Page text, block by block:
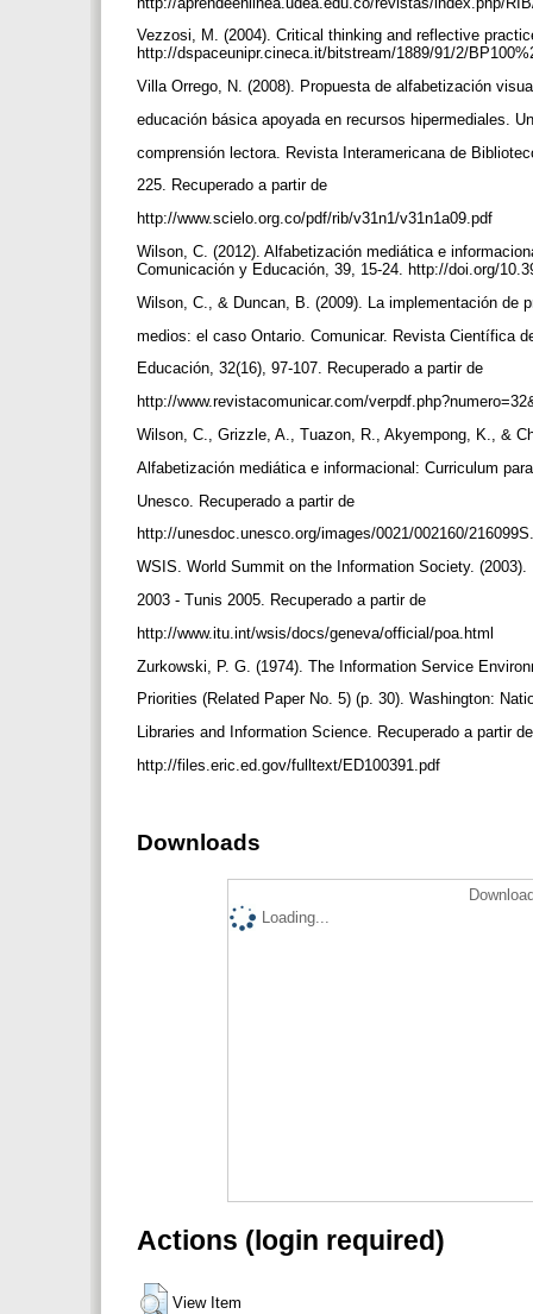
Vezzosi, M. (2004). Critical thinking and reflective
http://dspaceunipr.cineca.it/bitstream/1889/91/2/
Villa Orrego, N. (2008). Propuesta de alfabetización
educación básica apoyada en recursos hipermediales.
comprensión lectora. Revista Interamericana de
225. Recuperado a partir de
http://www.scielo.org.co/pdf/rib/v31n1/v31n1a09.pdf
Wilson, C. (2012). Alfabetización mediática e
Comunicación y Educación, 39, 15-24. http://doi.org/
Wilson, C., & Duncan, B. (2009). La implementación de
medios: el caso Ontario. Comunicar. Revista Científica
Educación, 32(16), 97-107. Recuperado a partir de
http://www.revistacomunicar.com/
Wilson, C., Grizzle, A., Tuazon, R., Akyempong, K., &
Alfabetización mediática e informacional: Curriculum
Unesco. Recuperado a partir de
http://unesdoc.unesco.org/images/0021/002160/
WSIS. World Summit on the Information Society.
2003 - Tunis 2005. Recuperado a partir de
http://www.itu.int/wsis/docs/geneva/official/poa.html
Zurkowski, P. G. (1974). The Information Service
Priorities (Related Paper No. 5) (p. 30). Washington:
Libraries and Information Science. Recuperado a partir
http://files.eric.ed.gov/fulltext/ED100391.pdf
Downloads
Loading...
Actions (login required)
View Item